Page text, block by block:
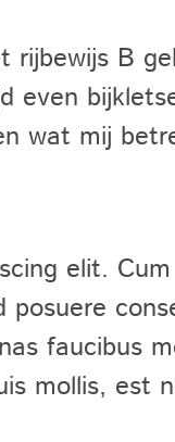
B
even
wat mij
elit.
faucibus
mollis, est